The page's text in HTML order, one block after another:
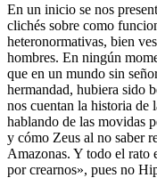
En un inicio se nos
clichés sobre como
heteronormativas, bien
hombres. En ningún
que en un mundo sin
hermandad, hubiera sido
nos cuentan la historia de
hablando de las movidas
y cómo Zeus al no saber
Amazonas. Y todo el rato
por crearnos», pues no